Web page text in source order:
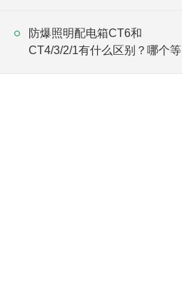
防爆照明配电箱CT6和
CT4/3/2/1有什么区别？哪个等